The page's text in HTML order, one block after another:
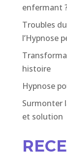
enfermant
Troubles
l’Hypnose
histoire
Hypnose
Surmonter
et solution